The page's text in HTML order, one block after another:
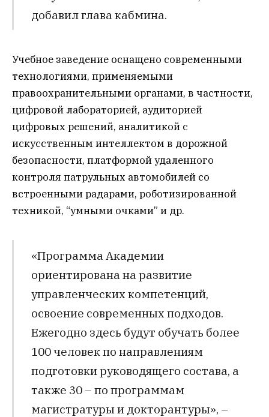
добавил глава кабмина.
Учебное заведение оснащено современными
технологиями, применяемыми
правоохранительными органами, в частности,
цифровой лабораторией, аудиторией
цифровых решений, аналитикой с
искусственным интеллектом в дорожной
безопасности, платформой удаленного
контроля патрульных автомобилей со
встроенными радарами, роботизированной
техникой, “умными очками” и др.
«Программа Академии
ориентирована на развитие
управленческих компетенций,
освоение современных подходов.
Ежегодно здесь будут обучать более
100 человек по направлениям
подготовки руководящего состава, а
также 30 – по программам
магистратуры и докторантуры», –